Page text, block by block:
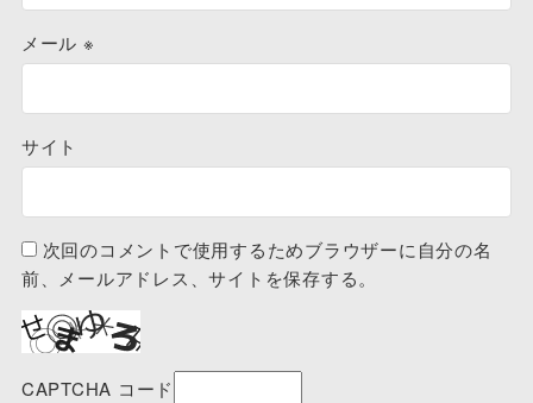
メール ※
サイト
次回のコメントで使用するためブラウザーに自分の名
前、メールアドレス、サイトを保存する。
CAPTCHA コード